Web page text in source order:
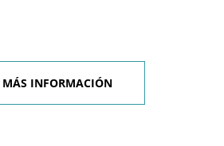
MÁS INFORMACIÓN